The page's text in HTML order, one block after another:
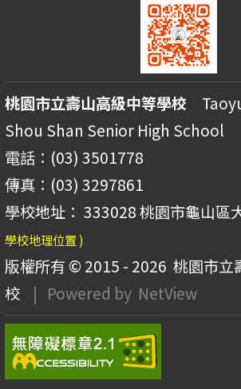
桃園市立壽山高級中等學校
Shou Shan Senior High School
電話：(03) 3501778
傳真：(03) 3297861
學校地址： 333028 桃園市龜山區
學校地理位置 )
版權所有 © 2015 - 2026 桃園市立
校
| Powered by NetView